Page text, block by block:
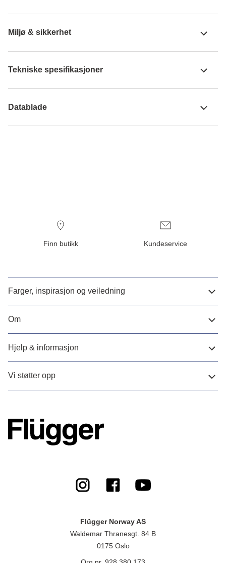
Miljø & sikkerhet
Tekniske spesifikasjoner
Datablade
Finn butikk Kundeservice
Farger, inspirasjon og veiledning
Om
Hjelp & informasjon
Vi støtter opp
Flügger Norway AS
Waldemar Thranesgt. 84 B
0175 Oslo